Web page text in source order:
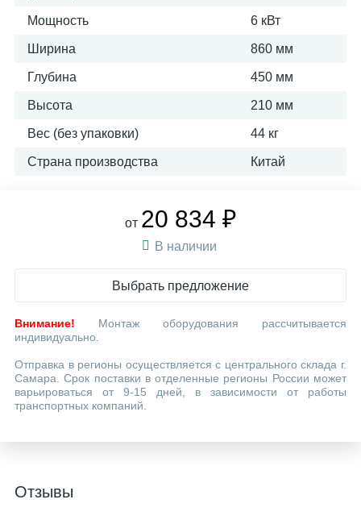
Мощность 6 кВт
Ширина 860 мм
Глубина 450 мм
Высота 210 мм
Вес (без упаковки) 44 кг
Страна производства Китай
от 20 834 ₽
В наличии
Выбрать предложение
Внимание! Монтаж оборудования рассчитывается
индивидуально.
Отправка в регионы осуществляется с центрального склада г.
Самара. Срок поставки в отделенные регионы России может
варьироваться от 9-15 дней, в зависимости от работы
транспортных компаний.
Отзывы